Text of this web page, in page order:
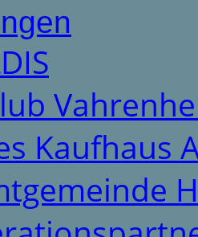
Kaufhaus